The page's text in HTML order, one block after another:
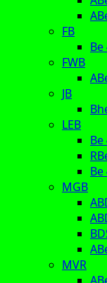
FB
FWB
JB
LEB
MGB
MVR